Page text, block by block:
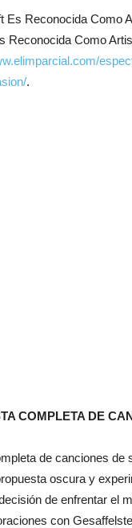
Es Reconocida
Reconocida Como
.
COMPLETA DE
de canciones
oscura y
de enfrentar el
con